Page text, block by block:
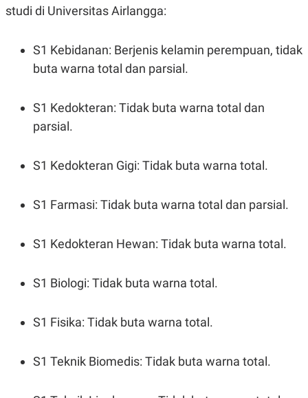
studi di Universitas Airlangga:
S1 Kebidanan: Berjenis kelamin perempuan, tidak
buta warna total dan parsial.
S1 Kedokteran: Tidak buta warna total dan
parsial.
S1 Kedokteran Gigi: Tidak buta warna total.
S1 Farmasi: Tidak buta warna total dan parsial.
S1 Kedokteran Hewan: Tidak buta warna total.
S1 Biologi: Tidak buta warna total.
S1 Fisika: Tidak buta warna total.
S1 Teknik Biomedis: Tidak buta warna total.